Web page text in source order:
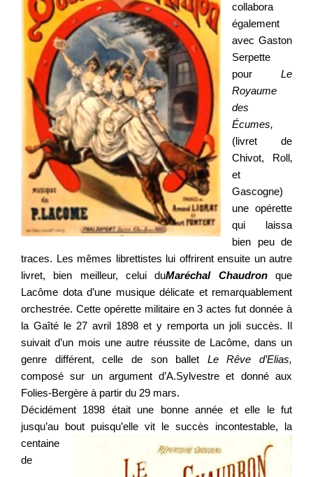
collabora
également
avec Gaston
Serpette
pour Le
Royaume
des
Écumes,
(livret de
Chivot, Roll‚
et
Gascogne)
une opérette
qui laissa
bien peu de
traces. Les mêmes librettistes lui offrirent ensuite un autre
livret, bien meilleur, celui duMaréchal Chaudronque
Lacôme dota d’une musique délicate et remarquablement
orchestrée. Cette opérette militaire en 3 actes fut donnée à
la Gaîté le 27 avril 1898 et y remporta un joli succès. Il
suivait d’un mois une autre réussite de Lacôme, dans un
genre différent, celle de son ballet Le Rêve d’Elias,
composé sur un argument d’A.Sylvestre et donné aux
Folies-Bergère à partir du 29 mars.
Décidément 1898 était une bonne année et elle le fut
jusqu’au bout puisqu’elle vit le succès incontestable, la
centaine
de